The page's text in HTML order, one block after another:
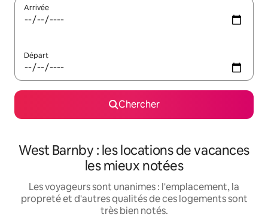
Arrivée
Départ
Chercher
West Barnby : les locations de vacances
les mieux notées
Les voyageurs sont unanimes : l'emplacement, la
propreté et d'autres qualités de ces logements sont
très bien notés.